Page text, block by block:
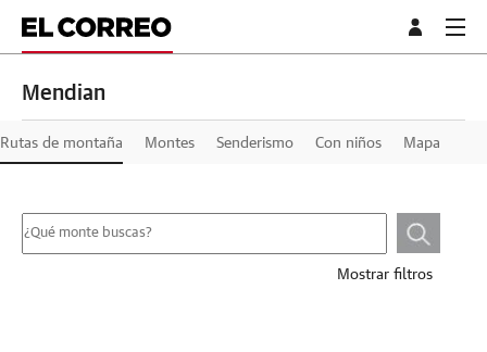
Mendian
Rutas de montaña Montes Senderismo Con niños Mapa
Mostrar filtros